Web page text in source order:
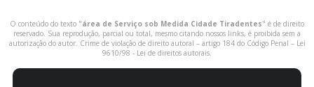
O conteúdo do texto "área de Serviço sob Medida Cidade Tiradentes" é de direito
reservado. Sua reprodução, parcial ou total, mesmo citando nossos links, é proibida sem a
autorização do autor. Crime de violação de direito autoral – artigo 184 do Código Penal – Lei
9610/98 - Lei de direitos autorais.